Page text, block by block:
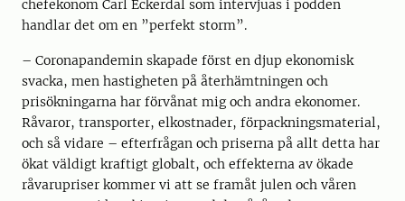
chefekonom Carl Eckerdal som intervjuas i podden
handlar det om en ”perfekt storm”.
– Coronapandemin skapade först en djup ekonomisk
svacka, men hastigheten på återhämtningen och
prisökningarna har förvånat mig och andra ekonomer.
Råvaror, transporter, elkostnader, förpackningsmaterial,
och så vidare – efterfrågan och priserna på allt detta har
ökat väldigt kraftigt globalt, och effekterna av ökade
råvarupriser kommer vi att se framåt julen och våren